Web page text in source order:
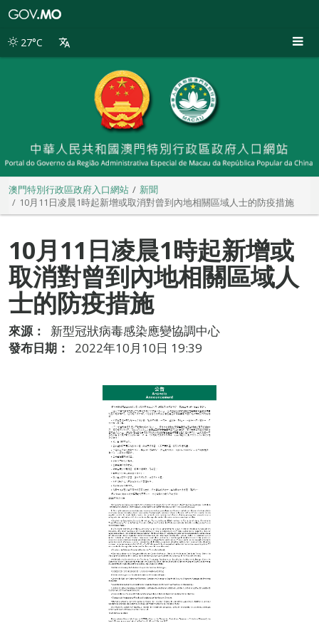
別
27°C
澳門特別行政區政府入口網站
新聞
10月11日凌晨1時起新增或取消對曾到內地相關區域人士的防疫措施
10月11日凌晨1時起新增或
取消對曾到內地相關區域人
士的防疫措施
來源：
新型冠狀病毒感染應變協調中心
發布日期：
2022年10月10日 19:39